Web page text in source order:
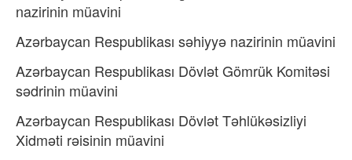
nazirinin müavini
Azərbaycan Respublikası səhiyyə nazirinin müavini
Azərbaycan Respublikası Dövlət Gömrük Komitəsi
sədrinin müavini
Azərbaycan Respublikası Dövlət Təhlükəsizliyi
Xidməti rəisinin müavini